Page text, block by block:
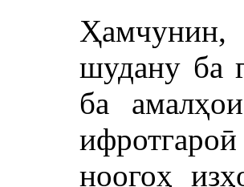
шудану ба
ба
ноогоҳ